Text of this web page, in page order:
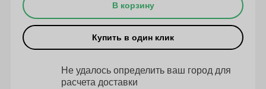
В корзину
Купить в один клик
Не удалось определить ваш город для
расчета доставки